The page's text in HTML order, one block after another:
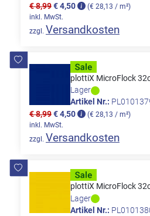
€ 8,99€ 4,50
(€ 28,13 / m²)
inkl. MwSt.
zzgl. Versandkosten
plottiX MicroFlock
Lager
Artikel Nr.:
€ 8,99€ 4,50
(€ 28,13 / m²)
inkl. MwSt.
zzgl. Versandkosten
plottiX MicroFlock
Lager
Artikel Nr.: